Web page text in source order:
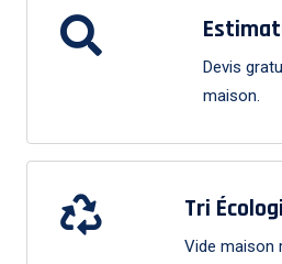
Devis
maison.
Tri
Vide maison